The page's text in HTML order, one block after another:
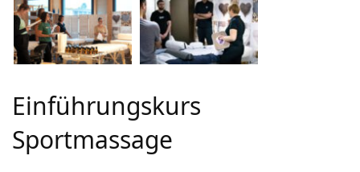
Einführungskurs
Sportmassage